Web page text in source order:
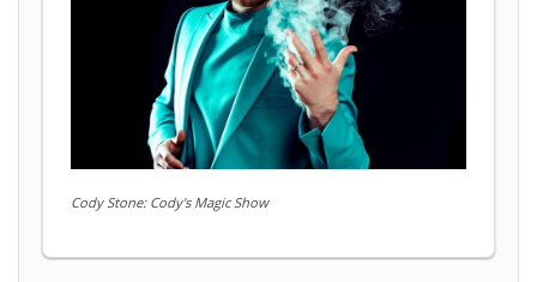
Cody Stone: Cody's Magic Show